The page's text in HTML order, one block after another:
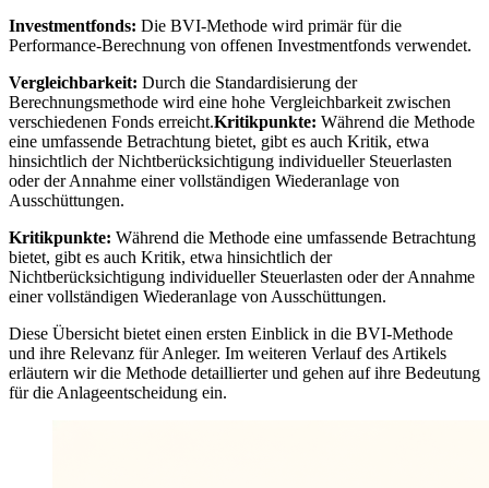
Investmentfonds: Die BVI-Methode wird primär für die
Performance-Berechnung von offenen Investmentfonds verwendet.
Vergleichbarkeit: Durch die Standardisierung der
Berechnungsmethode wird eine hohe Vergleichbarkeit zwischen
verschiedenen Fonds erreicht.Kritikpunkte: Während die Methode
eine umfassende Betrachtung bietet, gibt es auch Kritik, etwa
hinsichtlich der Nichtberücksichtigung individueller Steuerlasten
oder der Annahme einer vollständigen Wiederanlage von
Ausschüttungen.
Kritikpunkte: Während die Methode eine umfassende Betrachtung
bietet, gibt es auch Kritik, etwa hinsichtlich der
Nichtberücksichtigung individueller Steuerlasten oder der Annahme
einer vollständigen Wiederanlage von Ausschüttungen.
Diese Übersicht bietet einen ersten Einblick in die BVI-Methode
und ihre Relevanz für Anleger. Im weiteren Verlauf des Artikels
erläutern wir die Methode detaillierter und gehen auf ihre Bedeutung
für die Anlageentscheidung ein.